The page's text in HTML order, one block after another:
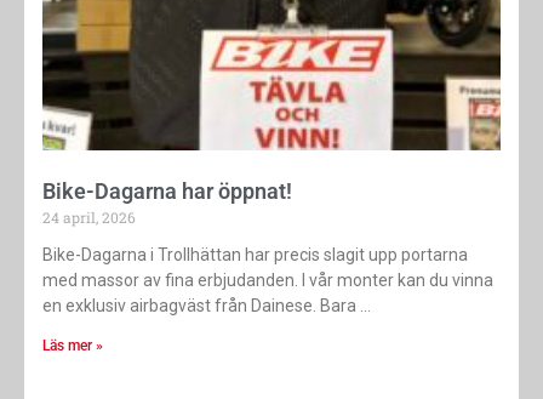
Bike-Dagarna har öppnat!
24 april, 2026
Bike-Dagarna i Trollhättan har precis slagit upp portarna
med massor av fina erbjudanden. I vår monter kan du vinna
en exklusiv airbagväst från Dainese. Bara
Läs mer »